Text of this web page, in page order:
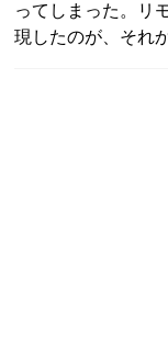
ってしまった。リ
現したのが、それ